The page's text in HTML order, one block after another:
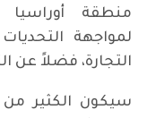
منطقة أوراسيا
لمواجهة
التجارة، فضلاً عن